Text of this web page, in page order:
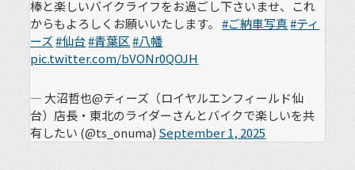
棒と楽しいバイクライフをお過ごし下さいませ、これ
からもよろしくお願いいたします。#ご納車写真#ティ
ーズ#仙台#青葉区 #八幡
pic.twitter.com/bVONr0QOJH
— 大沼哲也@ティーズ（ロイヤルエンフィールド仙
台）店長・東北のライダーさんとバイクで楽しいを共
有したい (@ts_onuma) September 1, 2025